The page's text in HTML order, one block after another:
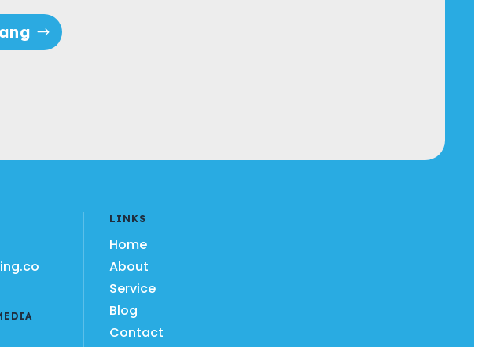
LINKS
Home
About
Service
Blog
Contact